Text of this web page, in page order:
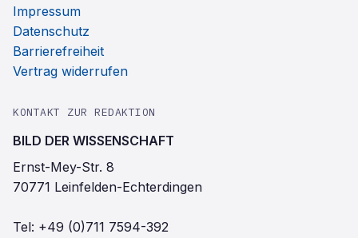
Impressum
Datenschutz
Barrierefreiheit
Vertrag widerrufen
KONTAKT ZUR REDAKTION
BILD DER WISSENSCHAFT
Ernst-Mey-Str. 8
70771 Leinfelden-Echterdingen
Tel: +49 (0)711 7594-392